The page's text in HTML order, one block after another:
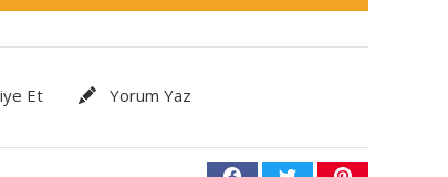
Et Yorum Yaz